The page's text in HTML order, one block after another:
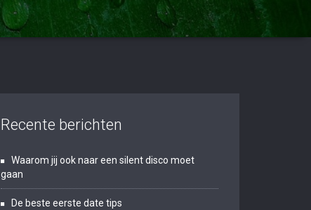
Recente berichten
Waarom jij ook naar een silent disco moet
gaan
De beste eerste date tips